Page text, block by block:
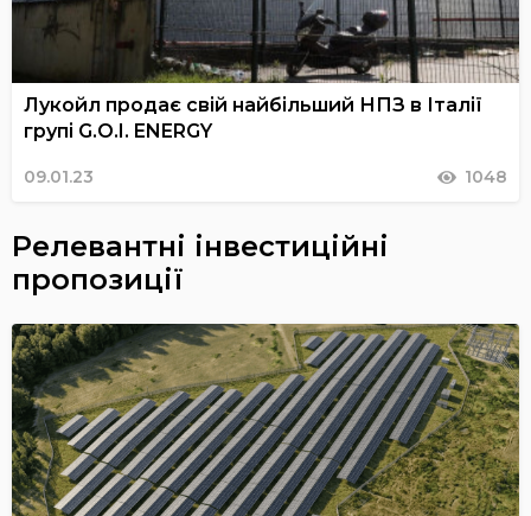
Лукойл продає свій найбільший НПЗ в Італії
групі G.O.I. ENERGY
09.01.23 1048
Релевантні інвестиційні
пропозиції